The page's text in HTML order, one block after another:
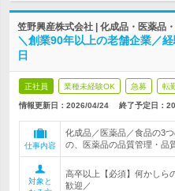
笠野興産株式会社 | 化成品・医薬品
＼創業90年以上の老舗企業／
日
正社員 業種未経験OK 急募 転
情報更新日：2026/04/24 終了予定日：
仕事内容
化成品／医薬品／食品の3
の、医薬品の品質管理・品
対象と
高卒以上【必須】何かし
歓迎／